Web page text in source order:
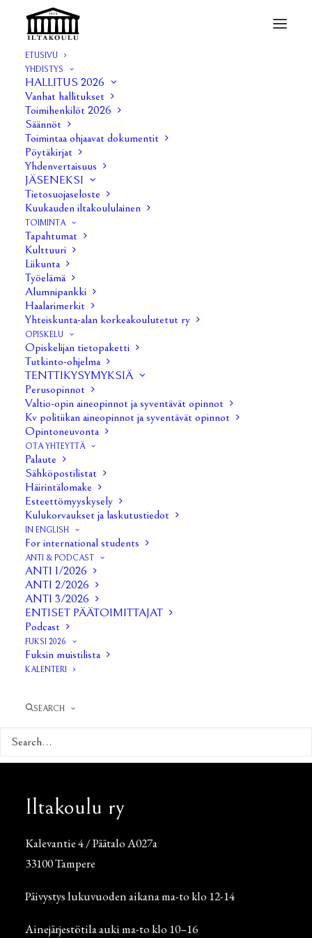
ETUSIVU
YHDISTYS
HALLITUS 2026
Vanhat hallitukset
Toimihenkilöt 2026
Säännöt
Toimintaa ohjaavat dokumentit
Pöytäkirjat
Yhdenvertaisuus
JÄSENEKSI
Tietosuojaseloste
Kuukauden iltakoululainen
TOIMINTA
Tapahtumat
Kulttuuri
Liikunta
Työelämä
Alumnipankki
Haalarimerkit
Yhteiskunta-alan korkeakoulutetut ry
OPISKELU
Opiskelijan tietopaketti
Tutkinto-ohjelma
TENTTIKYSYMYKSIÄ
Perusopinnot
Valtio-opin aineopinnot ja syventävät opinnot
Kv politiikan aineopinnot ja syventävät opinnot
Opintoneuvonta
OTA YHTEYTTÄ
Palaute
Sähköpostilistat
Häirintälomake
Esteettömyyskysely
Kulukorvaukset ja laskutustiedot
IN ENGLISH
For international students
ANTI & PODCAST
ANTI 1/2026
ANTI 2/2026
ANTI 3/2026
ENTISET PÄÄTOIMITTAJAT
Podcast
FUKSI 2026
Fuksin muistilista
KALENTERI
SEARCH
Anti 4/2023
11 LOKAKUUN, 2023 | IN UNCATEGORIZED
1/32
Iltakoulu ry
Kalevantie 4 / Päätalo A027a
33100 Tampere
Päivystys lukuvuoden aikana ma-to klo 12-14
Ainejärjestötila auki ma-to klo 10–16